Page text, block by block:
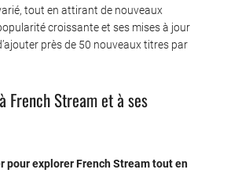
tout en attirant de nouveaux
croissante et ses mises à jour
près de 50 nouveaux titres par
French Stream et à ses
pour explorer French Stream tout en